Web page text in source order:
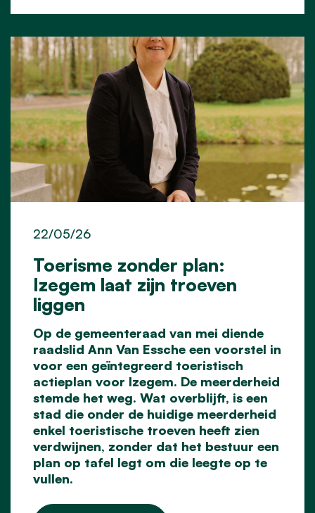
Toerisme zonder plan:
Izegem laat zijn troeven
liggen
22/05/26
Op de gemeenteraad van mei diende
raadslid Ann Van Essche een voorstel in
voor een geïntegreerd toeristisch
actieplan voor Izegem. De meerderheid
stemde het weg. Wat overblijft, is een
stad die onder de huidige meerderheid
enkel toeristische troeven heeft zien
verdwijnen, zonder dat het bestuur een
plan op tafel legt om die leegte op te
vullen.